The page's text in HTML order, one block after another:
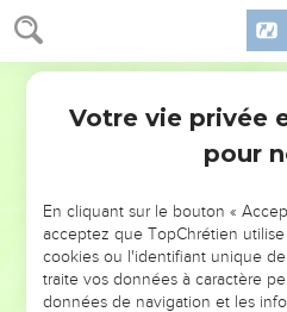
NE MANQUEZ PAS
DE
ET SI LEURS ERREURS
Votre vie privée
pour
En cliquant sur le bouton «
acceptez que TopChrétien
cookies ou l'identifiant unique
traite vos données à caractère
données de navigation et les